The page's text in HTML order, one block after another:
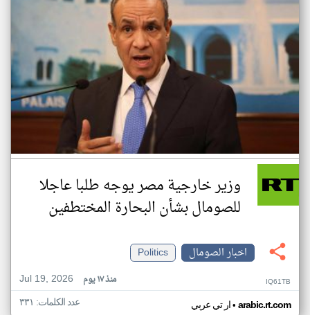
وزير خارجية مصر يوجه طلبا عاجلا
للصومال بشأن البحارة المختطفين
اخبار الصومال
Politics
Jul 19, 2026
منذ ١٧ يوم IQ61TB
ار تي عربي• arabic.rt.com عدد الكلمات: ٣٣١